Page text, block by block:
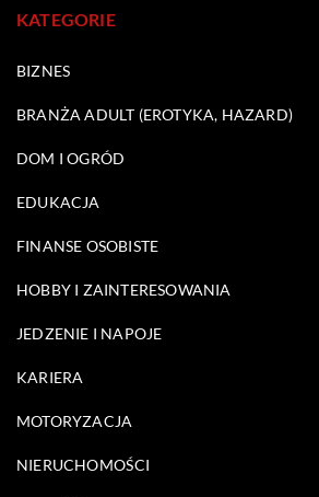
KATEGORIE
BIZNES
BRANŻA ADULT (EROTYKA, HAZARD)
DOM I OGRÓD
EDUKACJA
FINANSE OSOBISTE
HOBBY I ZAINTERESOWANIA
JEDZENIE I NAPOJE
KARIERA
MOTORYZACJA
NIERUCHOMOŚCI